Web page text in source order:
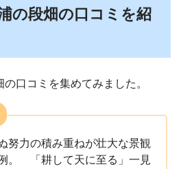
の段畑の口コミを紹
口コミを集めてみました。
努力の積み重ねが壮大な景観
。 「耕して天に至る」一見